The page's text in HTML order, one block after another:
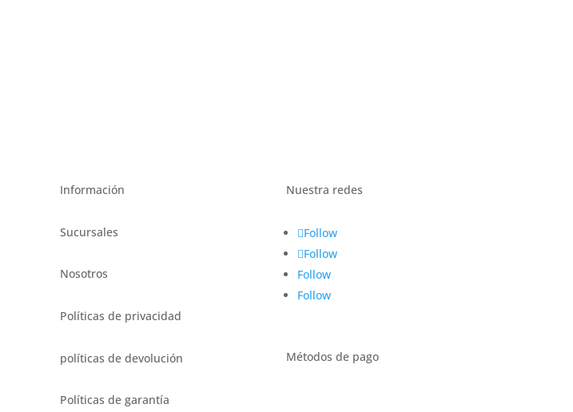
Información
Sucursales
Nosotros
Políticas de privacidad
políticas de devolución
Políticas de garantía
Nuestra redes
Follow
Follow
Follow
Follow
Métodos de pago